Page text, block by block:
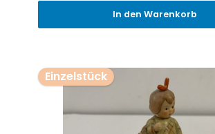
In den Warenkorb
Einzelstück